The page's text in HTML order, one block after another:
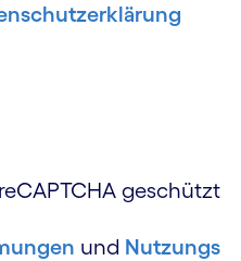
geschützt
und Nutzungs